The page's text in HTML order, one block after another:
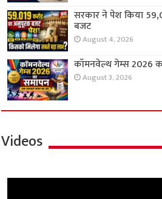
सरकार ने पेश किया
बजट
August 4, 2026
कॉमनवेल्थ गेम्स 2026
August 3, 2026
Videos